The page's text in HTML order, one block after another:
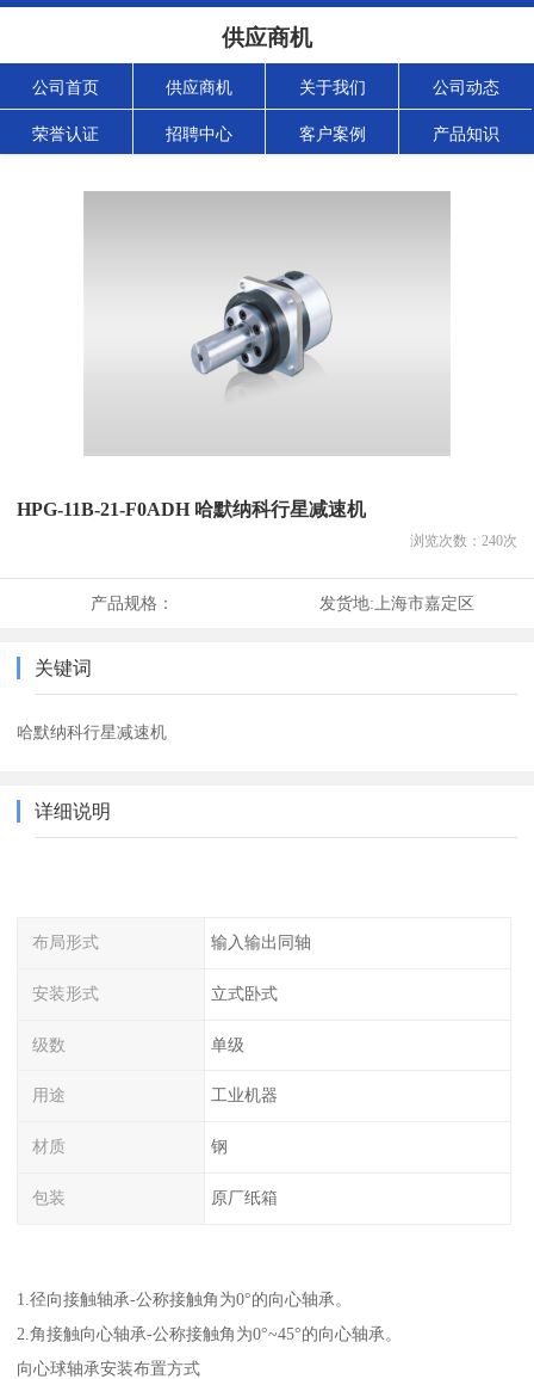
供应商机
公司首页 供应商机 关于我们 公司动态
荣誉认证 招聘中心 客户案例 产品知识
HPG-11B-21-F0ADH 哈默纳科行星减速机
浏览次数： 240次
产品规格： 发货地: 上海市嘉定区
关键词
哈默纳科行星减速机
详细说明
布局形式 输入输出同轴
安装形式 立式卧式
级数 单级
用途 工业机器
材质 钢
包装 原厂纸箱
1.径向接触轴承-公称接触角为0°的向心轴承。
2.角接触向心轴承-公称接触角为0°~45°的向心轴承。
向心球轴承安装布置方式